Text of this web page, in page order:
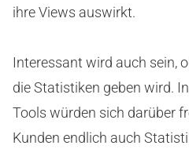
ihre Views auswirkt.
Interessant wird auch sein,
die Statistiken geben wird.
Tools würden sich darüber
Kunden endlich auch